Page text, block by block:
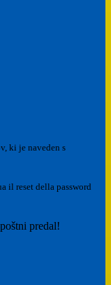
ki je naveden s
il reset della password
predal!